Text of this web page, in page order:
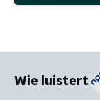
Wie luistert